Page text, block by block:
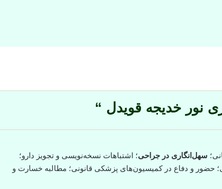
نور خدیجه قویدل “
سهل‌انگاری در جراحی؛ اشتباهات نسخه‌نویسی و تجویز دارو؛
حضور و دفاع در کمیسیون‌های پزشکی قانونی؛ مطالبه خسارت و